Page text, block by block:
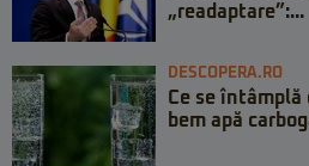
„readaptare”:...
DESCOPERA.RO
Ce se
bem apă